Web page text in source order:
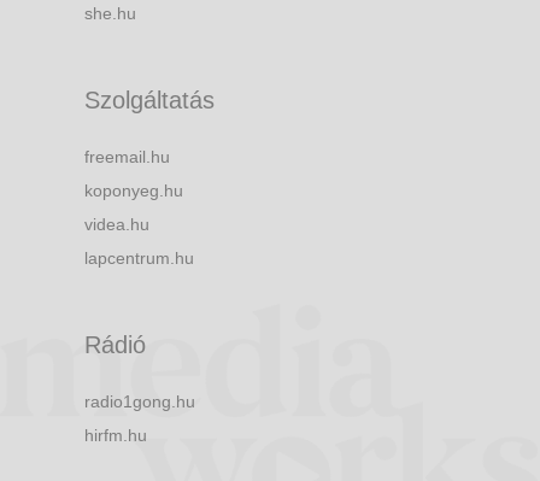
she.hu
Szolgáltatás
freemail.hu
koponyeg.hu
videa.hu
lapcentrum.hu
Rádió
radio1gong.hu
hirfm.hu